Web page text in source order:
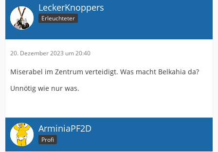
LeckerKnoppers
Erleuchteter
20. Dezember 2023 um 20:40
Miserabel im Zentrum verteidigt. Was macht Belkahia da?
Unnötig wie nur was.
ArminiaPF2D
Profi